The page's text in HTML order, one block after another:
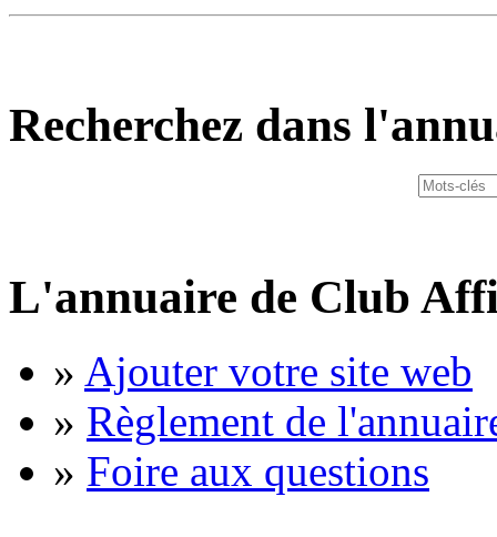
Recherchez dans
L'annuaire de Club
» Ajouter votre site web
» Règlement de
» Foire aux questions